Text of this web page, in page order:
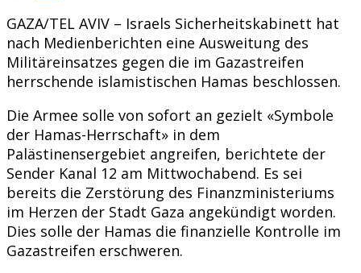
GAZA/TEL AVIV – Israels Sicherheitskabinett hat
nach Medienberichten eine Ausweitung des
Militäreinsatzes gegen die im Gazastreifen
herrschende islamistischen Hamas beschlossen.
Die Armee solle von sofort an gezielt «Symbole
der Hamas-Herrschaft» in dem
Palästinensergebiet angreifen, berichtete der
Sender Kanal 12 am Mittwochabend. Es sei
bereits die Zerstörung des Finanzministeriums
im Herzen der Stadt Gaza angekündigt worden.
Dies solle der Hamas die finanzielle Kontrolle im
Gazastreifen erschweren.